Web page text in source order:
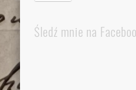
Śledź mnie na